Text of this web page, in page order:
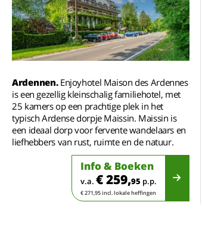
Ardennen.Enjoyhotel Maison des Ardennes
is een gezellig kleinschalig familiehotel, met
25 kamers op een prachtige plek in het
typisch Ardense dorpje Maissin. Maissin is
een ideaal dorp voor fervente wandelaars en
liefhebbers van rust, ruimte en de natuur.
Info & Boeken
v.a. € 259,95 p.p.
€ 271,95 incl. lokale heffingen